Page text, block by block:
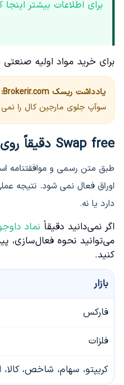
برای اطلاعات بیشتر
برای خرید مواد اولیه
یادداشت ریسک Brokerir.com:
سوآپ جلوی مارجین کال را
Swap free دقیقاً روی چه بازارهایی اعمال می شود؟
اوراق فعال نمی شود. نتیجه
دارد یا نه.
اگر نمی‌دانید دقیقاً نماد
کنید.
بازار
فارکس
فلزات
کریپتو، سهام، شاخص، کالا،